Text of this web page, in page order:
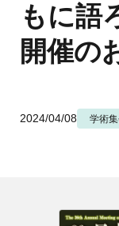
委員会
規程・細則
情報公開
学会概要
医療薬学公開シ
フレッシャーズ
臨床研究セミナー
薬物療法集中講義
症例関連セミナー
医療薬学
JPHCS（英文誌
出版書籍
専門薬剤師制
専門薬剤師制度
薬物療法専門薬
地域薬学ケア専
学会賞他団体との
マイページ
入会・各種手続
もに語
開催の
2024/04/08 学術